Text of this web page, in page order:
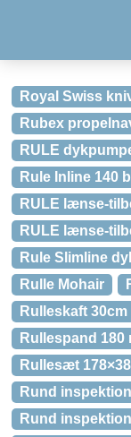
Royal Swiss
Rubex
RULE
Rule Inline 140
RULE lænse-
RULE lænse-
Rule Slimline
Rulle Mohair
Rulleskaft 30cm
Rullespand 180
Rullesæt
Rund
Rund